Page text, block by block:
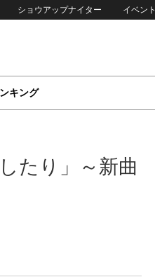
ショウアップナイター イベント
キング
たり」～新曲